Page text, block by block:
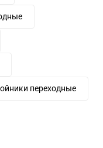
переходные